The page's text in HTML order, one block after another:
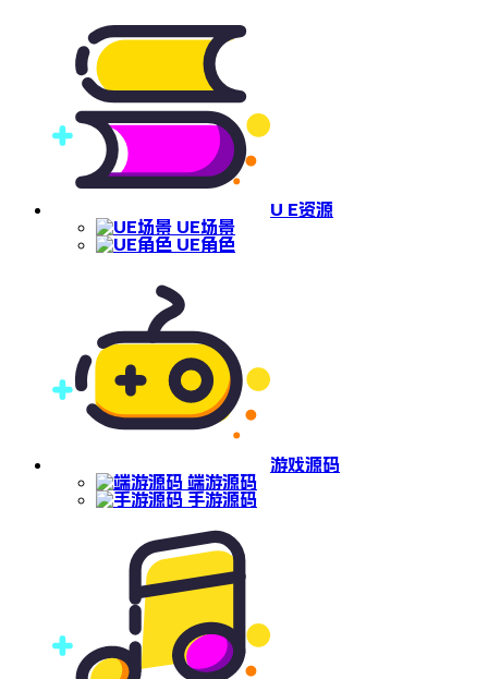
U E资源
UE场景
UE角色
游戏源码
端游源码
手游源码